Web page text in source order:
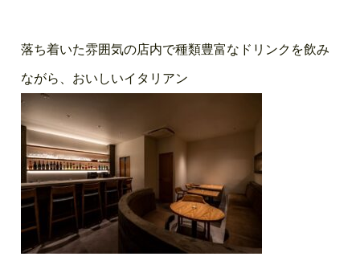
落ち着いた雰囲気の店内で種類豊富なドリンクを飲み
ながら、おいしいイタリアン